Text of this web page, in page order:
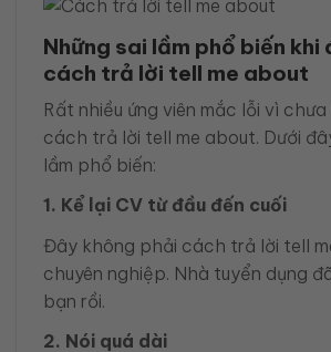
Những sai lầm phổ biến khi
cách trả lời tell me about
Rất nhiều ứng viên mắc lỗi vì chưa
cách trả lời tell me about. Dưới
lầm phổ biến:
1. Kể lại CV từ đầu đến cuối
Đây không phải cách trả lời tell
chuyên nghiệp. Nhà tuyển dụng
bạn rồi.
2. Nói quá dài